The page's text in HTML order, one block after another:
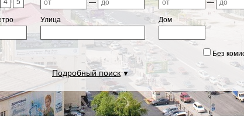
4 5
—
—
Улица Дом
Без
Подробный поиск▼